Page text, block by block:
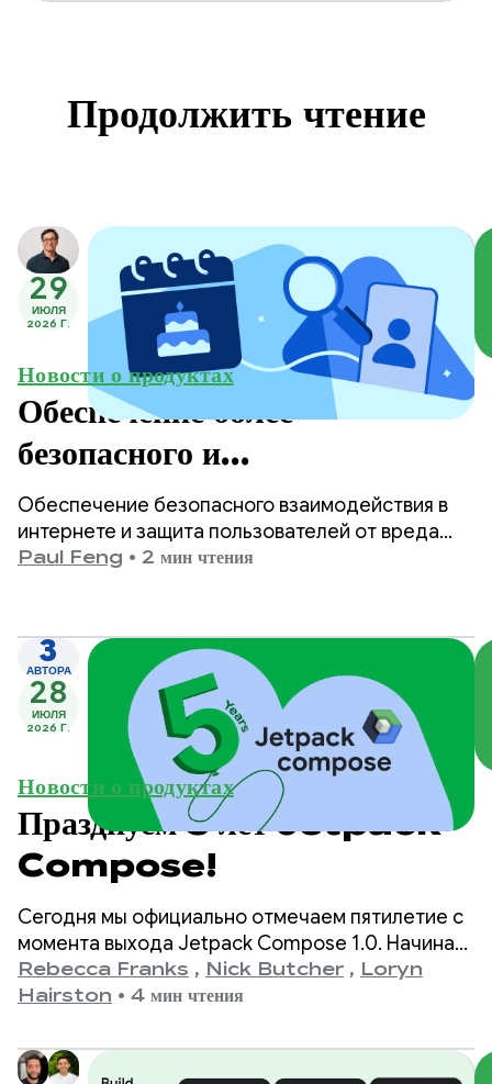
Продолжить чтение
29
ИЮЛЯ
2026 Г.
Новости о продуктах
Обеспечение более
безопасного и
соответствующего возрасту
контента в Google Play.
Обеспечение безопасного взаимодействия в
интернете и защита пользователей от вреда
являются одними из главных приоритетов
Paul Feng • 2 мин чтения
3
АВТОРА
28
ИЮЛЯ
2026 Г.
Новости о продуктах
Празднуем 5 лет Jetpack
Compose!
Сегодня мы официально отмечаем пятилетие с
момента выхода Jetpack Compose 1.0. Начиная
с версии 1.0, анонсированной 28 июля 2021 года,
и заканчивая нашей последней версией 1.11, мы
и мы хотим отметить это событие.
Rebecca Franks , Nick Butcher , Loryn
Hairston • 4 мин чтения